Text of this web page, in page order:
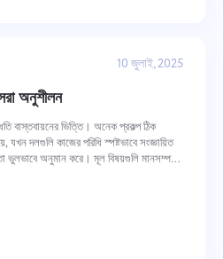
10 জুলাই, 2025
অনুশীলন
বাস্তবায়নের ভিত্তি। অনেক প্রকল্প ঠিক
যখন দলগুলি কাজের পরিধি স্পষ্টভাবে সংজ্ঞায়িত
করে। মূল বিষয়গুলি মানসম্পন্ন